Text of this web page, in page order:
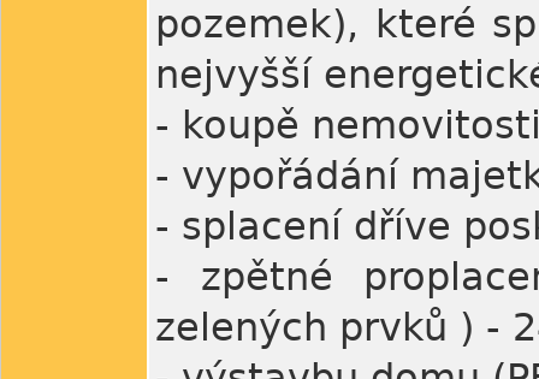
pozemek), které
nejvyšší
- koupě
- vypořádání
- splacení dříve
- zpětné
zelených prvků ) -